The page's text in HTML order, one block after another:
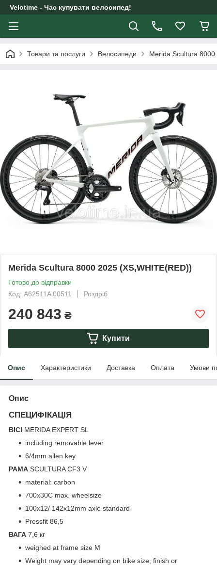
Velotime - Час купувати велосипед!
Товари та послуги Велосипеди Merida Scultura
Merida Scultura 8000 2025 (XS,WHITE(RED))
Готово до відправки
Код: A62511A 00511
Роздріб
240 843 ₴
Купити
Опис Характеристики Доставка Оплата Умови
Опис
СПЕЦИФІКАЦІЯ
ВІСІ MERIDA EXPERT SL
including removable lever
6/4mm allen key
РАМА SCULTURA CF3 V
material: carbon
700x30C max. wheelsize
100x12/ 142x12mm axle standard
Pressfit 86,5
ВАГА 7,6 кг
weighed at frame size M
Weight may vary depending on bike size, finish or